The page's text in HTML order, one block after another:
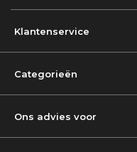
Klantenservice
Categorieën
Ons advies voor